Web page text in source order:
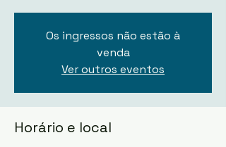
Os ingressos não estão à
venda
Ver outros eventos
Horário e local